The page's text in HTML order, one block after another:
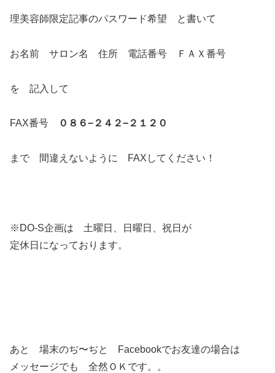
理美容師限定記事のパスワード希望 と書いて
お名前 サロン名 住所 電話番号 ＦＡＸ番号
を 記入して
FAX番号 ０８６−２４２−２１２０
まで 間違えないように FAXしてください！
※DO-S企画は 土曜日、日曜日、祝日が
定休日になっております。
あと 場末のぢ〜ぢと Facebookでお友達の場合は
メッセージでも 全然ＯＫです。。